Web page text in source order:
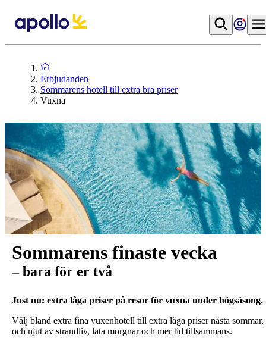
Erbjudanden
Sommarens hotell till extra bra priser
Vuxna
Sommarens finaste vecka
– bara för er två
Just nu: extra låga priser på resor för vuxna under högsäsong.
Välj bland extra fina vuxenhotell till extra låga priser nästa sommar,
och njut av strandliv, lata morgnar och mer tid tillsammans.